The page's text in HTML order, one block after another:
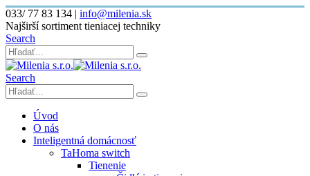
033/ 77 83 134 | info@milenia.sk
Najširší sortiment tieniacej techniky
Search
Search
Úvod
O nás
Inteligentná domácnosť
TaHoma switch
Tienenie